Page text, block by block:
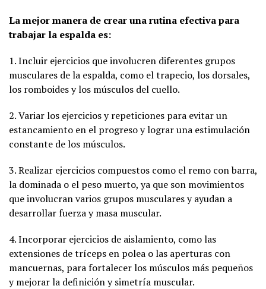
La mejor manera de crear una rutina efectiva para
trabajar la espalda es:
1. Incluir ejercicios que involucren diferentes grupos
musculares de la espalda, como el trapecio, los dorsales,
los romboides y los músculos del cuello.
2. Variar los ejercicios y repeticiones para evitar un
estancamiento en el progreso y lograr una estimulación
constante de los músculos.
3. Realizar ejercicios compuestos como el remo con barra,
la dominada o el peso muerto, ya que son movimientos
que involucran varios grupos musculares y ayudan a
desarrollar fuerza y masa muscular.
4. Incorporar ejercicios de aislamiento, como las
extensiones de tríceps en polea o las aperturas con
mancuernas, para fortalecer los músculos más pequeños
y mejorar la definición y simetría muscular.